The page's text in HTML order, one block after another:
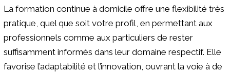
La formation continue à domicile offre une flexibilité très
pratique, quel que soit votre profil, en permettant aux
professionnels comme aux particuliers de rester
suffisamment informés dans leur domaine respectif. Elle
favorise l’adaptabilité et l’innovation, ouvrant la voie à de